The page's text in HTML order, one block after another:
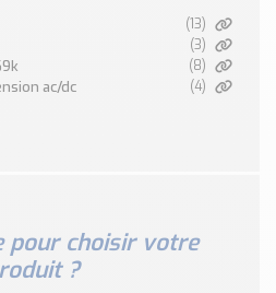
pour les brasseries et micro-
(13)
(3)
(8)
ac/dc (4)
pour choisir votre
?